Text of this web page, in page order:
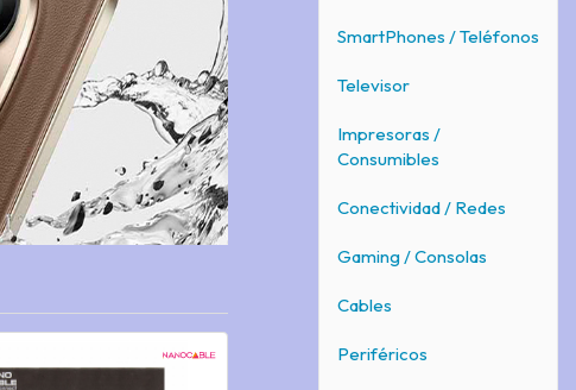
SmartPhones / Teléfonos
Televisor
Impresoras /
Consumibles
Conectividad / Redes
Gaming / Consolas
Cables
Periféricos